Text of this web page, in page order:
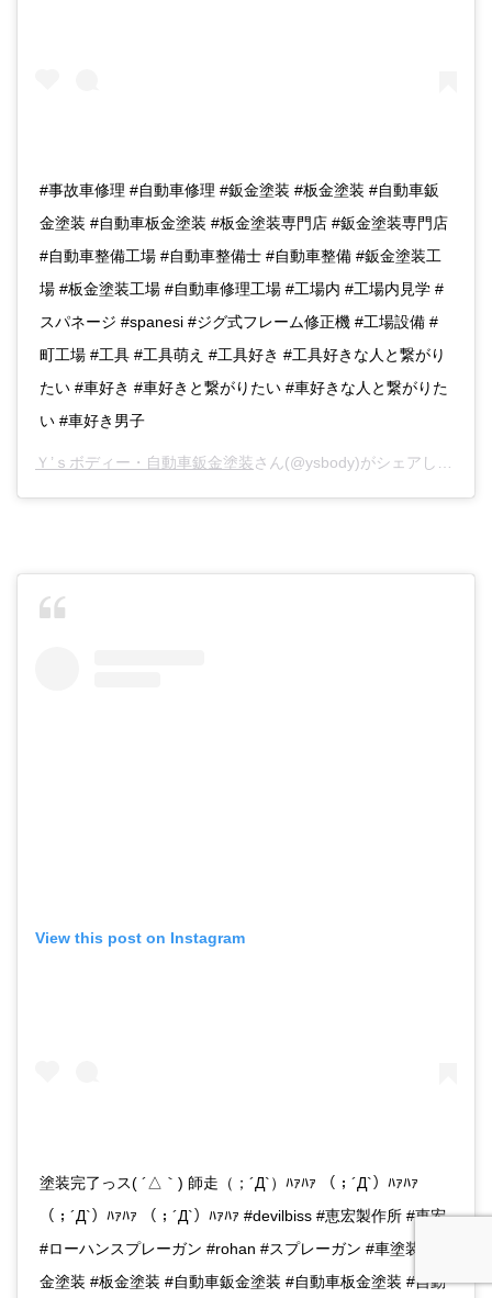
#事故車修理 #自動車修理 #鈑金塗装 #板金塗装 #自動車鈑
金塗装 #自動車板金塗装 #板金塗装専門店 #鈑金塗装専門店
#自動車整備工場 #自動車整備士 #自動車整備 #鈑金塗装工
場 #板金塗装工場 #自動車修理工場 #工場内 #工場内見学 #
スパネージ #spanesi #ジグ式フレーム修正機 #工場設備 #
町工場 #工具 #工具萌え #工具好き #工具好きな人と繋がり
たい #車好き #車好きと繋がりたい #車好きな人と繋がりた
い #車好き男子
Ｙ’ｓボディー・自動車鈑金塗装さん(@ysbody)がシェアした投稿 -
View this post on Instagram
塗装完了っス( ´△｀) 師走（；´Д`）ﾊｧﾊｧ （；´Д`）ﾊｧﾊｧ
（；´Д`）ﾊｧﾊｧ （；´Д`）ﾊｧﾊｧ #devilbiss #恵宏製作所 #恵宏
#ローハンスプレーガン #rohan #スプレーガン #車塗装 #鈑
金塗装 #板金塗装 #自動車鈑金塗装 #自動車板金塗装 #自動